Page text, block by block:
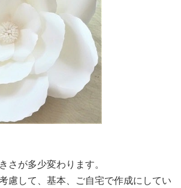
さが多少変わります。
慮して、基本、ご自宅で作成にしてい